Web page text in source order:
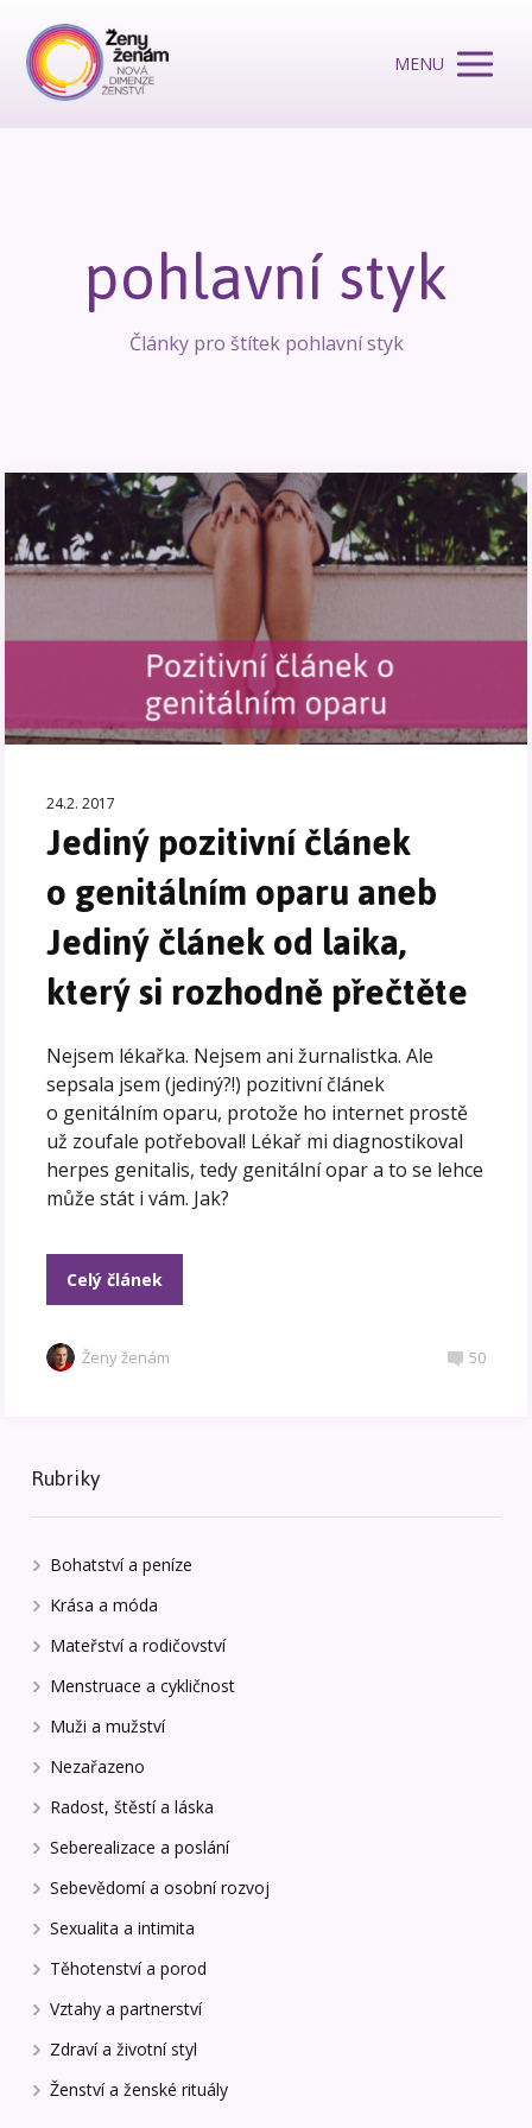
MENU
pohlavní styk
Články pro štítek pohlavní styk
24.2. 2017
Jediný pozitivní článek
o genitálním oparu aneb
Jediný článek od laika,
který si rozhodně přečtěte
Nejsem lékařka. Nejsem ani žurnalistka. Ale
sepsala jsem (jediný?!) pozitivní článek
o genitálním oparu, protože ho internet prostě
už zoufale potřeboval! Lékař mi diagnostikoval
herpes genitalis, tedy genitální opar a to se lehce
může stát i vám. Jak?
Celý článek
Ženy ženám 50
Rubriky
Bohatství a peníze
Krása a móda
Mateřství a rodičovství
Menstruace a cykličnost
Muži a mužství
Nezařazeno
Radost, štěstí a láska
Seberealizace a poslání
Sebevědomí a osobní rozvoj
Sexualita a intimita
Těhotenství a porod
Vztahy a partnerství
Zdraví a životní styl
Ženství a ženské rituály